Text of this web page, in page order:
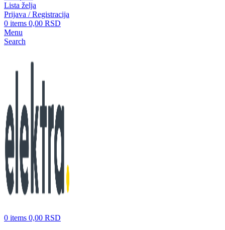
Lista želja
Prijava / Registracija
0 items 0,00 RSD
Menu
Search
0 items 0,00 RSD